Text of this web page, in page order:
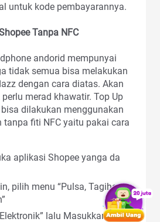
untuk kode pembayarannya.
Tanpa NFC
andorid mempunyai
tidak semua bisa melakukan
dengan cara diatas. Akan
merad khawatir. Top Up
dilakukan menggunakan
tanpa fiti NFC yaitu pakai cara
aplikasi Shopee yanga da
pilih menu “Pulsa, Tagihan,
lalu Masukkan 16